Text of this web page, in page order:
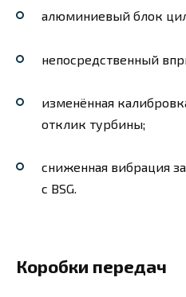
алюминиевый блок
непосредственный
изменённая
отклик турбины;
сниженная вибрация
с BSG.
Коробки передач